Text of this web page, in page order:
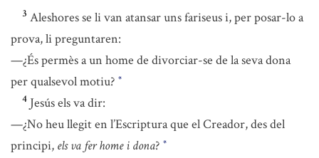
3 Aleshores se li van atansar uns fariseus i, per posar-lo a
prova, li preguntaren:
—¿És permès a un home de divorciar-se de la seva dona
per qualsevol motiu? *
4 Jesús els va dir:
—¿No heu llegit en l’Escriptura que el Creador, des del
principi, els va fer home i dona? *